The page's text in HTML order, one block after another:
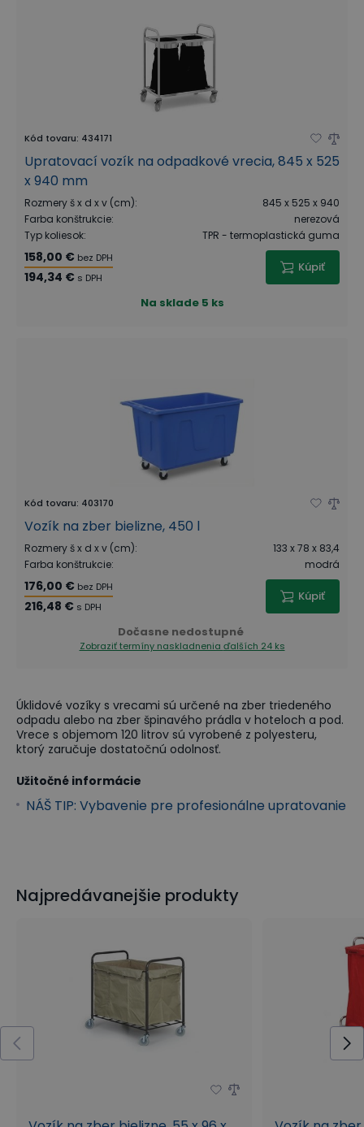
Kód tovaru: 434171
Upratovací vozík na odpadkové vrecia, 845 x 525
x 940 mm
Rozmery š x d x v (cm):
845 x 525 x 940
Farba konštrukcie:
nerezová
Typ koliesok: TPR - termoplastická guma
158,00 € bez DPH
194,34 € s DPH
Kúpiť
Na sklade 5 ks
Kód tovaru: 403170
Vozík na zber bielizne, 450 l
Rozmery š x d x v (cm):
133 x 78 x 83,4
Farba konštrukcie: modrá
176,00 € bez DPH
216,48 € s DPH
Kúpiť
Dočasne nedostupné
Zobraziť termíny naskladnenia ďalších 24 ks
Úklidové vozíky s vrecami sú určené na zber triedeného
odpadu alebo na zber špinavého prádla v hoteloch a pod.
Vrece s objemom 120 litrov sú vyrobené z polyesteru,
ktorý zaručuje dostatočnú odolnosť.
Užitočné informácie
NÁŠ TIP: Vybavenie pre profesionálne upratovanie
Najpredávanejšie produkty